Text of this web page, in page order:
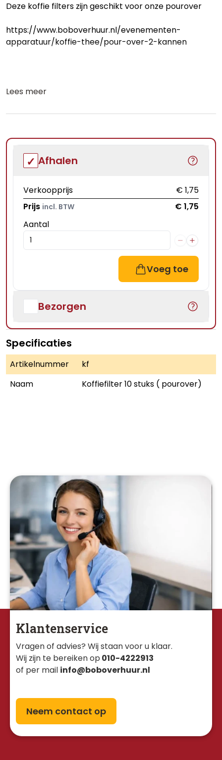
Deze koffie filters zijn geschikt voor onze pourover
https://www.boboverhuur.nl/evenementen-
apparatuur/koffie-thee/pour-over-2-kannen
Lees meer
Afhalen
Verkoopprijs
€ 1,75
Prijs incl. BTW
€ 1,75
Aantal
Voeg toe
Bezorgen
Specificaties
Artikelnummer
kf
Naam
Koffiefilter 10 stuks ( pourover)
Klantenservice
Vragen of advies? Wij staan voor u klaar.
Wij zijn te bereiken op 010-4222913
of per mail info@boboverhuur.nl
Neem contact op